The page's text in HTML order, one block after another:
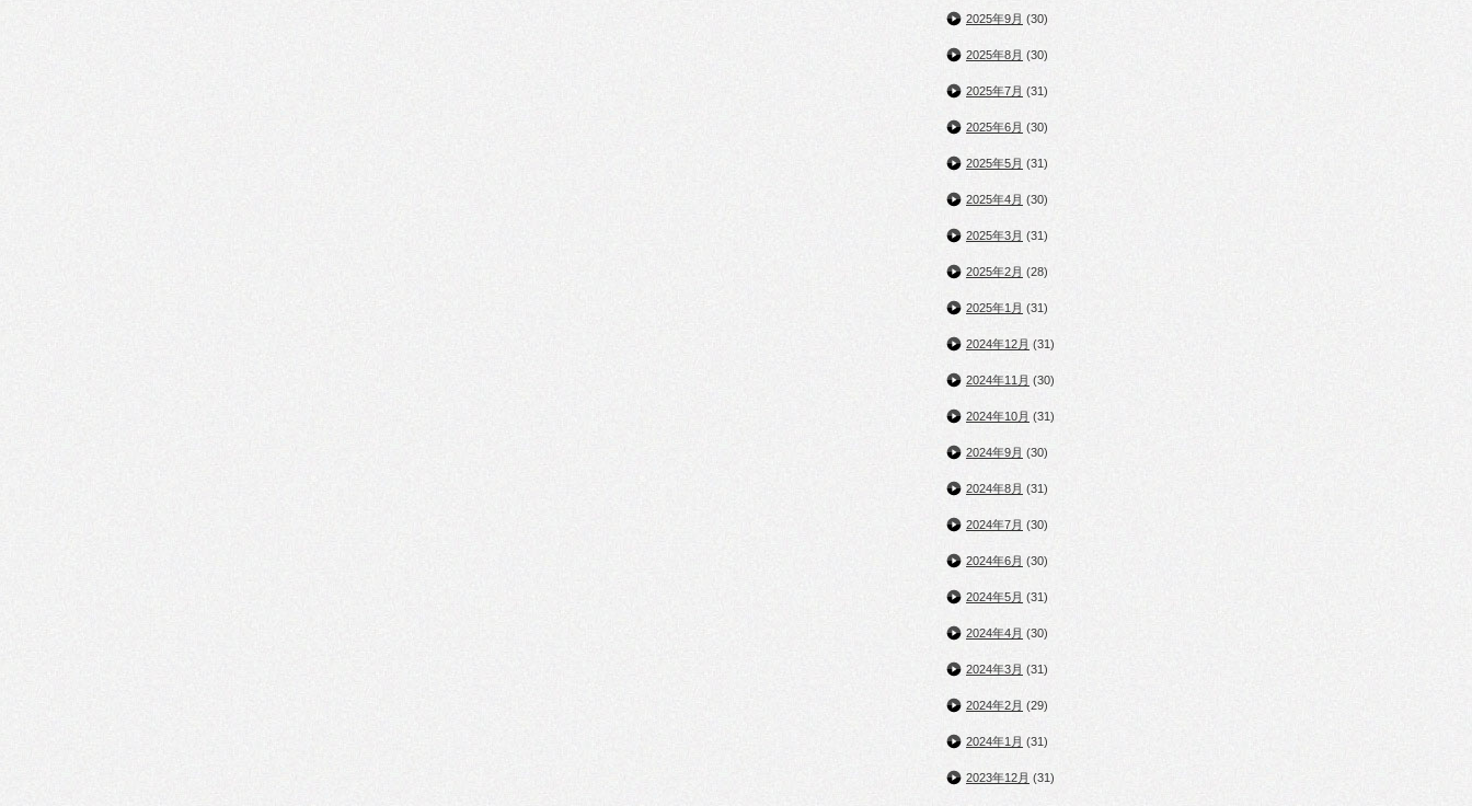
2025年9月 (30)
2025年8月 (30)
2025年7月 (31)
2025年6月 (30)
2025年5月 (31)
2025年4月 (30)
2025年3月 (31)
2025年2月 (28)
2025年1月 (31)
2024年12月 (31)
2024年11月 (30)
2024年10月 (31)
2024年9月 (30)
2024年8月 (31)
2024年7月 (30)
2024年6月 (30)
2024年5月 (31)
2024年4月 (30)
2024年3月 (31)
2024年2月 (29)
2024年1月 (31)
2023年12月 (31)